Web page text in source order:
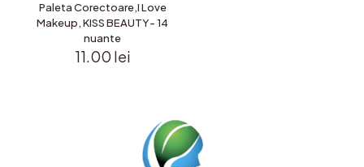
Paleta Corectoare,I Love
Makeup, KISS BEAUTY- 14
nuante
11.00 lei